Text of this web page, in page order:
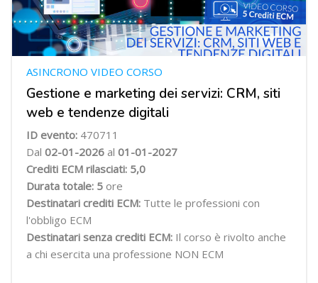
Gestione e marketing dei servizi: CRM, siti
web e tendenze digitali
ASINCRONO VIDEO CORSO
ID evento: 470711
Dal 02-01-2026 al 01-01-2027
Crediti ECM rilasciati: 5,0
Durata totale: 5 ore
Destinatari crediti ECM: Tutte le professioni con
l'obbligo ECM
Destinatari senza crediti ECM: Il corso è rivolto anche
a chi esercita una professione NON ECM